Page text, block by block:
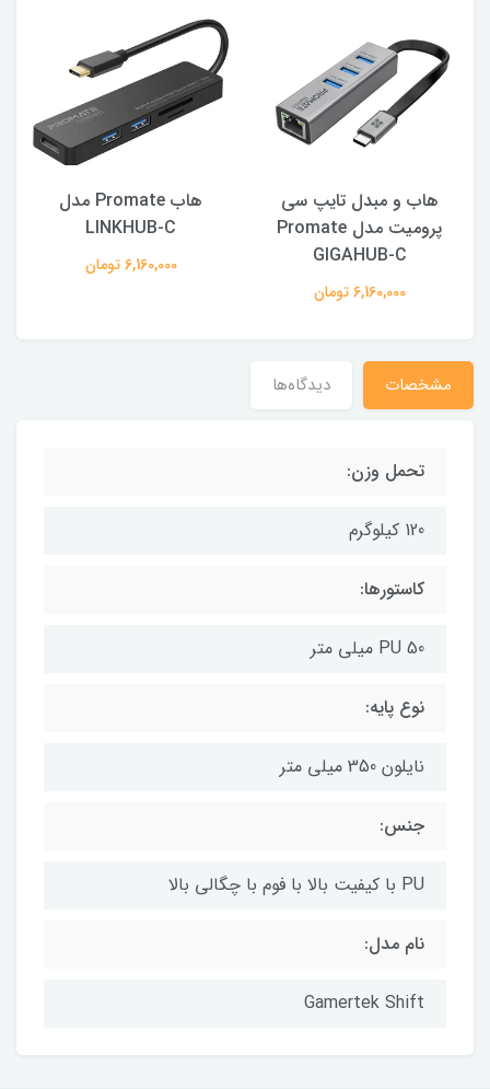
هاب و مبدل تایپ سی
پرومیت مدل Promate
GIGAHUB-C
6,160,000 تومان
هاب Promate مدل
LINKHUB-C
6,160,000 تومان
مشخصات دیدگاه‌ها
تحمل وزن:
120 کیلوگرم
کاستورها:
PU 50 میلی متر
نوع پایه:
نایلون 350 میلی متر
جنس:
PU با کیفیت بالا با فوم با چگالی بالا
نام مدل:
Gamertek Shift